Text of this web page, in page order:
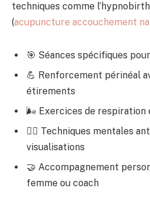
techniques comme
(acupuncture accouchement
🎯 Séances spécifiques
💪 Renforcement périnéal
étirements
🌬️ Exercices de respiration
🧘‍♀️ Techniques mentales
visualisations
🤝 Accompagnement
femme ou coach